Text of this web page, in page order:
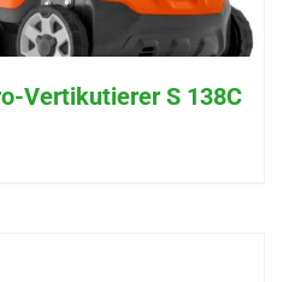
Vertikutierer S 138C